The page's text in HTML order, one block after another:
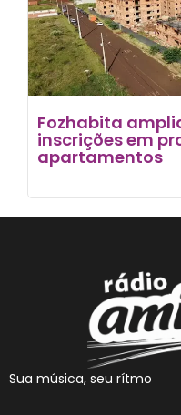
Fozhabita
inscrições em
apartamentos
Sua música, seu rítmo